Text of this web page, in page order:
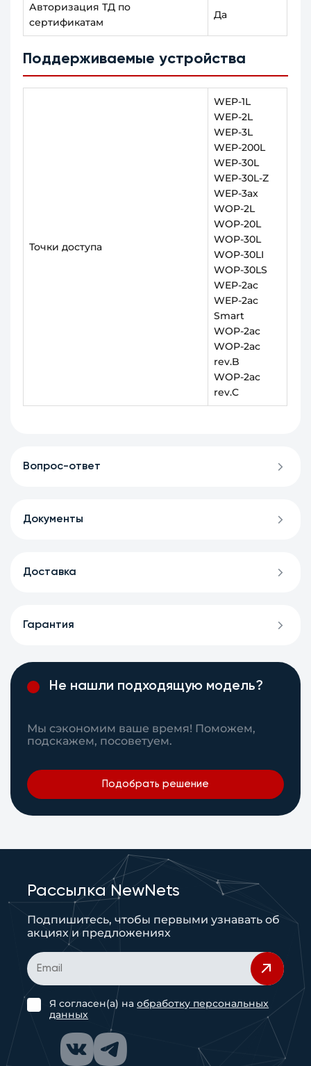
Авторизация ТД по
сертификатам
Да
Поддерживаемые устройства
Точки доступа
WEP-1L
WEP-2L
WEP-3L
WEP-200L
WEP-30L
WEP-30L-Z
WEP-3ax
WOP-2L
WOP-20L
WOP-30L
WOP-30LI
WOP-30LS
WEP-2ac
WEP-2ac
Smart
WOP-2ac
WOP-2ac
rev.B
WOP-2ac
rev.C
Вопрос-ответ
Документы
Доставка
Гарантия
Не нашли подходящую модель?
Мы сэкономим ваше время! Поможем,
подскажем, посоветуем.
Подобрать решение
Рассылка NewNets
Подпишитесь, чтобы первыми узнавать об
акциях и предложениях
Я согласен(а) наобработку персональных
данных